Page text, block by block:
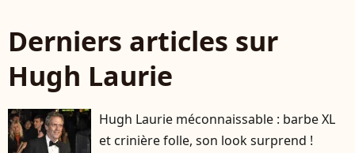
Derniers articles sur
Hugh Laurie
Hugh Laurie méconnaissable : barbe XL
et crinière folle, son look surprend !